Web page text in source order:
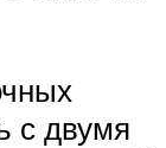
с двумя